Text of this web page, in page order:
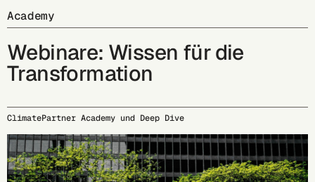
Academy
Webinare: Wissen für die
Transformation
ClimatePartner Academy und Deep Dive
17.09.